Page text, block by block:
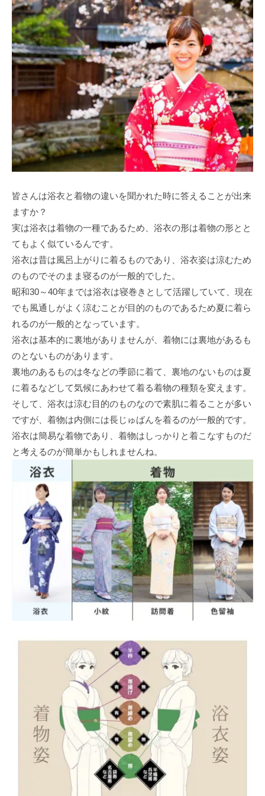
皆さんは浴衣と着物の違いを聞かれた時に答えることが出来
ますか？
実は浴衣は着物の一種であるため、浴衣の形は着物の形とと
てもよく似ているんです。
浴衣は昔は風呂上がりに着るものであり、浴衣姿は涼むため
のものでそのまま寝るのが一般的でした。
昭和30～40年までは浴衣は寝巻きとして活躍していて、現在
でも風通しがよく涼むことが目的のものであるため夏に着ら
れるのが一般的となっています。
浴衣は基本的に裏地がありませんが、着物には裏地があるも
のとないものがあります。
裏地のあるものは冬などの季節に着て、裏地のないものは夏
に着るなどして気候にあわせて着る着物の種類を変えます。
そして、浴衣は涼む目的のものなので素肌に着ることが多い
ですが、着物は内側には長じゅばんを着るのが一般的です。
浴衣は簡易な着物であり、着物はしっかりと着こなすものだ
と考えるのが簡単かもしれませんね。